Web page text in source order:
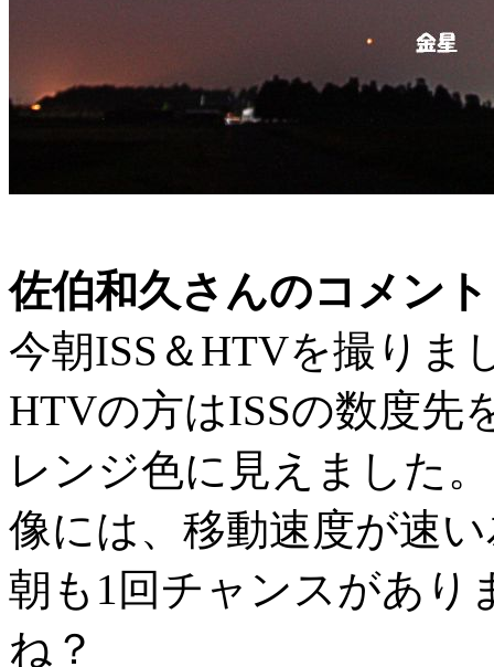
佐伯和久さんのコメン
今朝ISS＆HTVを撮りま
HTVの方はISSの数度先
レンジ色に見えました
像には、移動速度が速
朝も1回チャンスがあり
ね？